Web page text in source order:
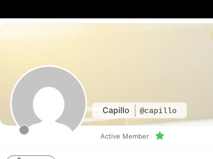
Capillo @capillo
Active Member